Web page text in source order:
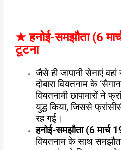
★हनोई-समझौता (6
टूटना
जैसे ही जापानी सेनाएं
दोबारा वियतनाम के
वियतनामी छापामारों ने
युद्ध किया, जिससे
रह गई।
हनोई-समझौता (6 मार्च
वियतनाम के साथ